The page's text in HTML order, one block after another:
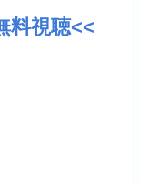
料視聴<<